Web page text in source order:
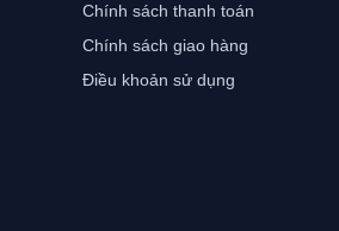
Chính sách thanh toán
Chính sách giao hàng
Điều khoản sử dụng